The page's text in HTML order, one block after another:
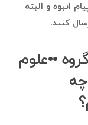
انبوه و البته
کنید.
••علوم